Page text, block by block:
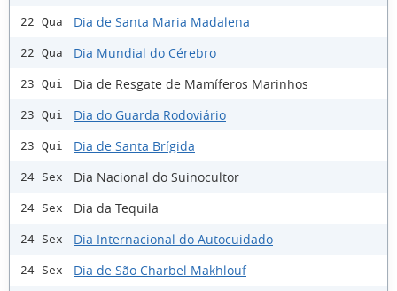
22 Qua Dia de Santa Maria Madalena
22 Qua Dia Mundial do Cérebro
23 Qui Dia de Resgate de Mamíferos Marinhos
23 Qui Dia do Guarda Rodoviário
23 Qui Dia de Santa Brígida
24 Sex Dia Nacional do Suinocultor
24 Sex Dia da Tequila
24 Sex Dia Internacional do Autocuidado
24 Sex Dia de São Charbel Makhlouf